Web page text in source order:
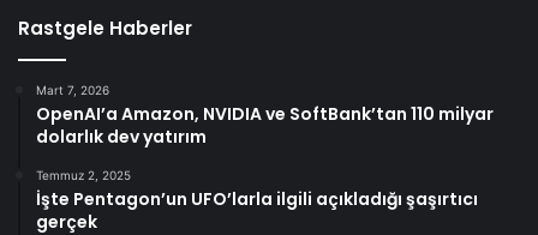
Rastgele Haberler
Mart 7, 2026
OpenAI’a Amazon, NVIDIA ve SoftBank’tan 110 milyar
dolarlık dev yatırım
Temmuz 2, 2025
İşte Pentagon’un UFO’larla ilgili açıkladığı şaşırtıcı
gerçek